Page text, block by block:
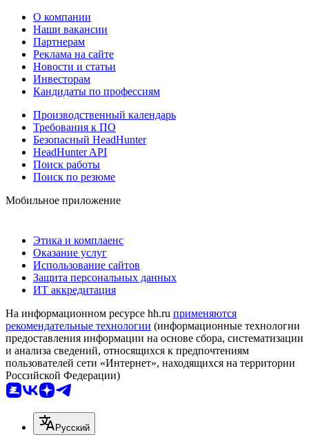
О компании
Наши вакансии
Партнерам
Реклама на сайте
Новости и статьи
Инвесторам
Кандидаты по профессиям
Производственный календарь
Требования к ПО
Безопасный HeadHunter
HeadHunter API
Поиск работы
Поиск по резюме
Мобильное приложение
Этика и комплаенс
Оказание услуг
Использование сайтов
Защита персональных данных
ИТ аккредитация
На информационном ресурсе hh.ru применяются
рекомендательные технологии (информационные технологии
предоставления информации на основе сбора, систематизации
и анализа сведений, относящихся к предпочтениям
пользователей сети «Интернет», находящихся на территории
Российской Федерации)
Русский